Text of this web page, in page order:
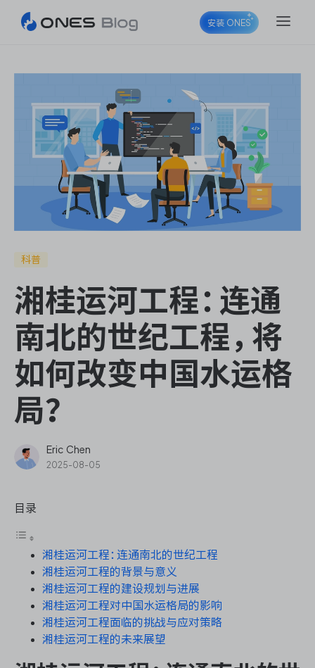
ONES Project
ONES Wiki
ONES Desk
ONES Assistant
敏捷研发管理
企业知识库管理
研发效能管理
DevOps
资源和工时管理
安装 ONES
科普
湘桂运河工程：连通
南北的世纪工程，将
如何改变中国水运格
局？
Eric Chen
2025-08-05
目录
湘桂运河工程：连通南北的世纪工程
湘桂运河工程的背景与意义
湘桂运河工程的建设规划与进展
湘桂运河工程对中国水运格局的影响
湘桂运河工程面临的挑战与应对策略
湘桂运河工程的未来展望